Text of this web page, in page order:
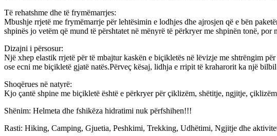
Të rehatshme dhe të frymëmarrjes:
Mbushje rrjetë me frymëmarrje për lehtësimin e lodhjes dhe ajrosjen që e bën
shpinës jo vetëm që mund të përshtatet në mënyrë të përkryer me shpinën tonë,
Dizajni i përsosur:
Një xhep elastik rrjetë për të mbajtur kaskën e biçikletës në lëvizje me shtrëngim
ose ecni me biçikletë gjatë natës.Përveç kësaj, lidhja e rripit të kraharorit ka një
Shoqërues në natyrë:
Kjo çantë shpine me biçikletë është e përkryer për çiklizëm, shëtitje, ngjitje,
Shënim: Helmeta dhe fshikëza hidratimi nuk përfshihen!!!
Rasti: Hiking, Camping, Gjuetia, Peshkimi, Trekking, Udhëtimi, Ngjitje dhe